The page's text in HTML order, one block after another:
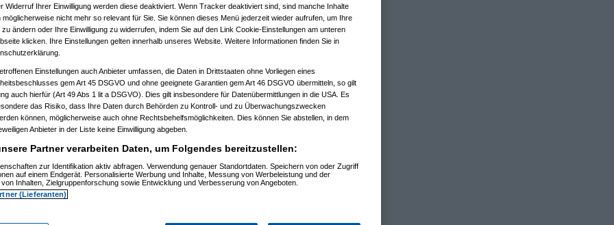
10:59:10)
14:09:38)
18:11:13)
18:38:09)
am 26.08.2012, 18:58:27)
Widerruf Ihrer Einwilligung werden diese deaktiviert. Wenn Tracker deaktiviert sind, sind manche Inhalte
möglicherweise nicht mehr so relevant für Sie. Sie können dieses Menü jederzeit wieder aufrufen, um Ihre
zu ändern oder Ihre Einwilligung zu widerrufen, indem Sie auf den Link Cookie-Einstellungen am unteren
klicken. Ihre Einstellungen gelten innerhalb unseres Website. Weitere Informationen finden Sie in
Einstellungen auch Anbieter umfassen, die Daten in Drittstaaten ohne Vorliegen eines
gem Art 45 DSGVO und ohne geeignete Garantien gem Art 46 DSGVO übermitteln, so gilt
auch hierfür (Art 49 Abs 1 lit a DSGVO). Dies gilt insbesondere für Datenübermittlungen in die USA. Es
das Risiko, dass Ihre Daten durch Behörden zu Kontroll- und zu Überwachungszwecken
können, möglicherweise auch ohne Rechtsbehelfsmöglichkeiten. Dies können Sie abstellen, in dem
Anbieter in der Liste keine Einwilligung abgeben.
Partner verarbeiten Daten, um Folgendes bereitzustellen:
zur Identifikation aktiv abfragen. Verwendung genauer Standortdaten. Speichern von oder Zugriff
auf einem Endgerät. Personalisierte Werbung und Inhalte, Messung von Werbeleistung und der
Inhalten, Zielgruppenforschung sowie Entwicklung und Verbesserung von Angeboten.
(Lieferanten)